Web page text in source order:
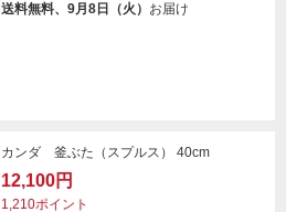
送料無料、9月8日（火） お届け
カンダ 釜ぶた（スプルス） 40cm
12,100円
1,210ポイント